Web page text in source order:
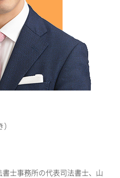
士事務所の代表司法書士、山